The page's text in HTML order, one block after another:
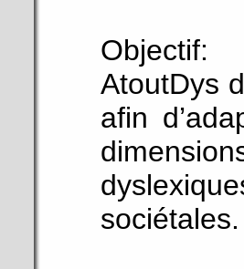
AtoutDys
afin
sociétales.